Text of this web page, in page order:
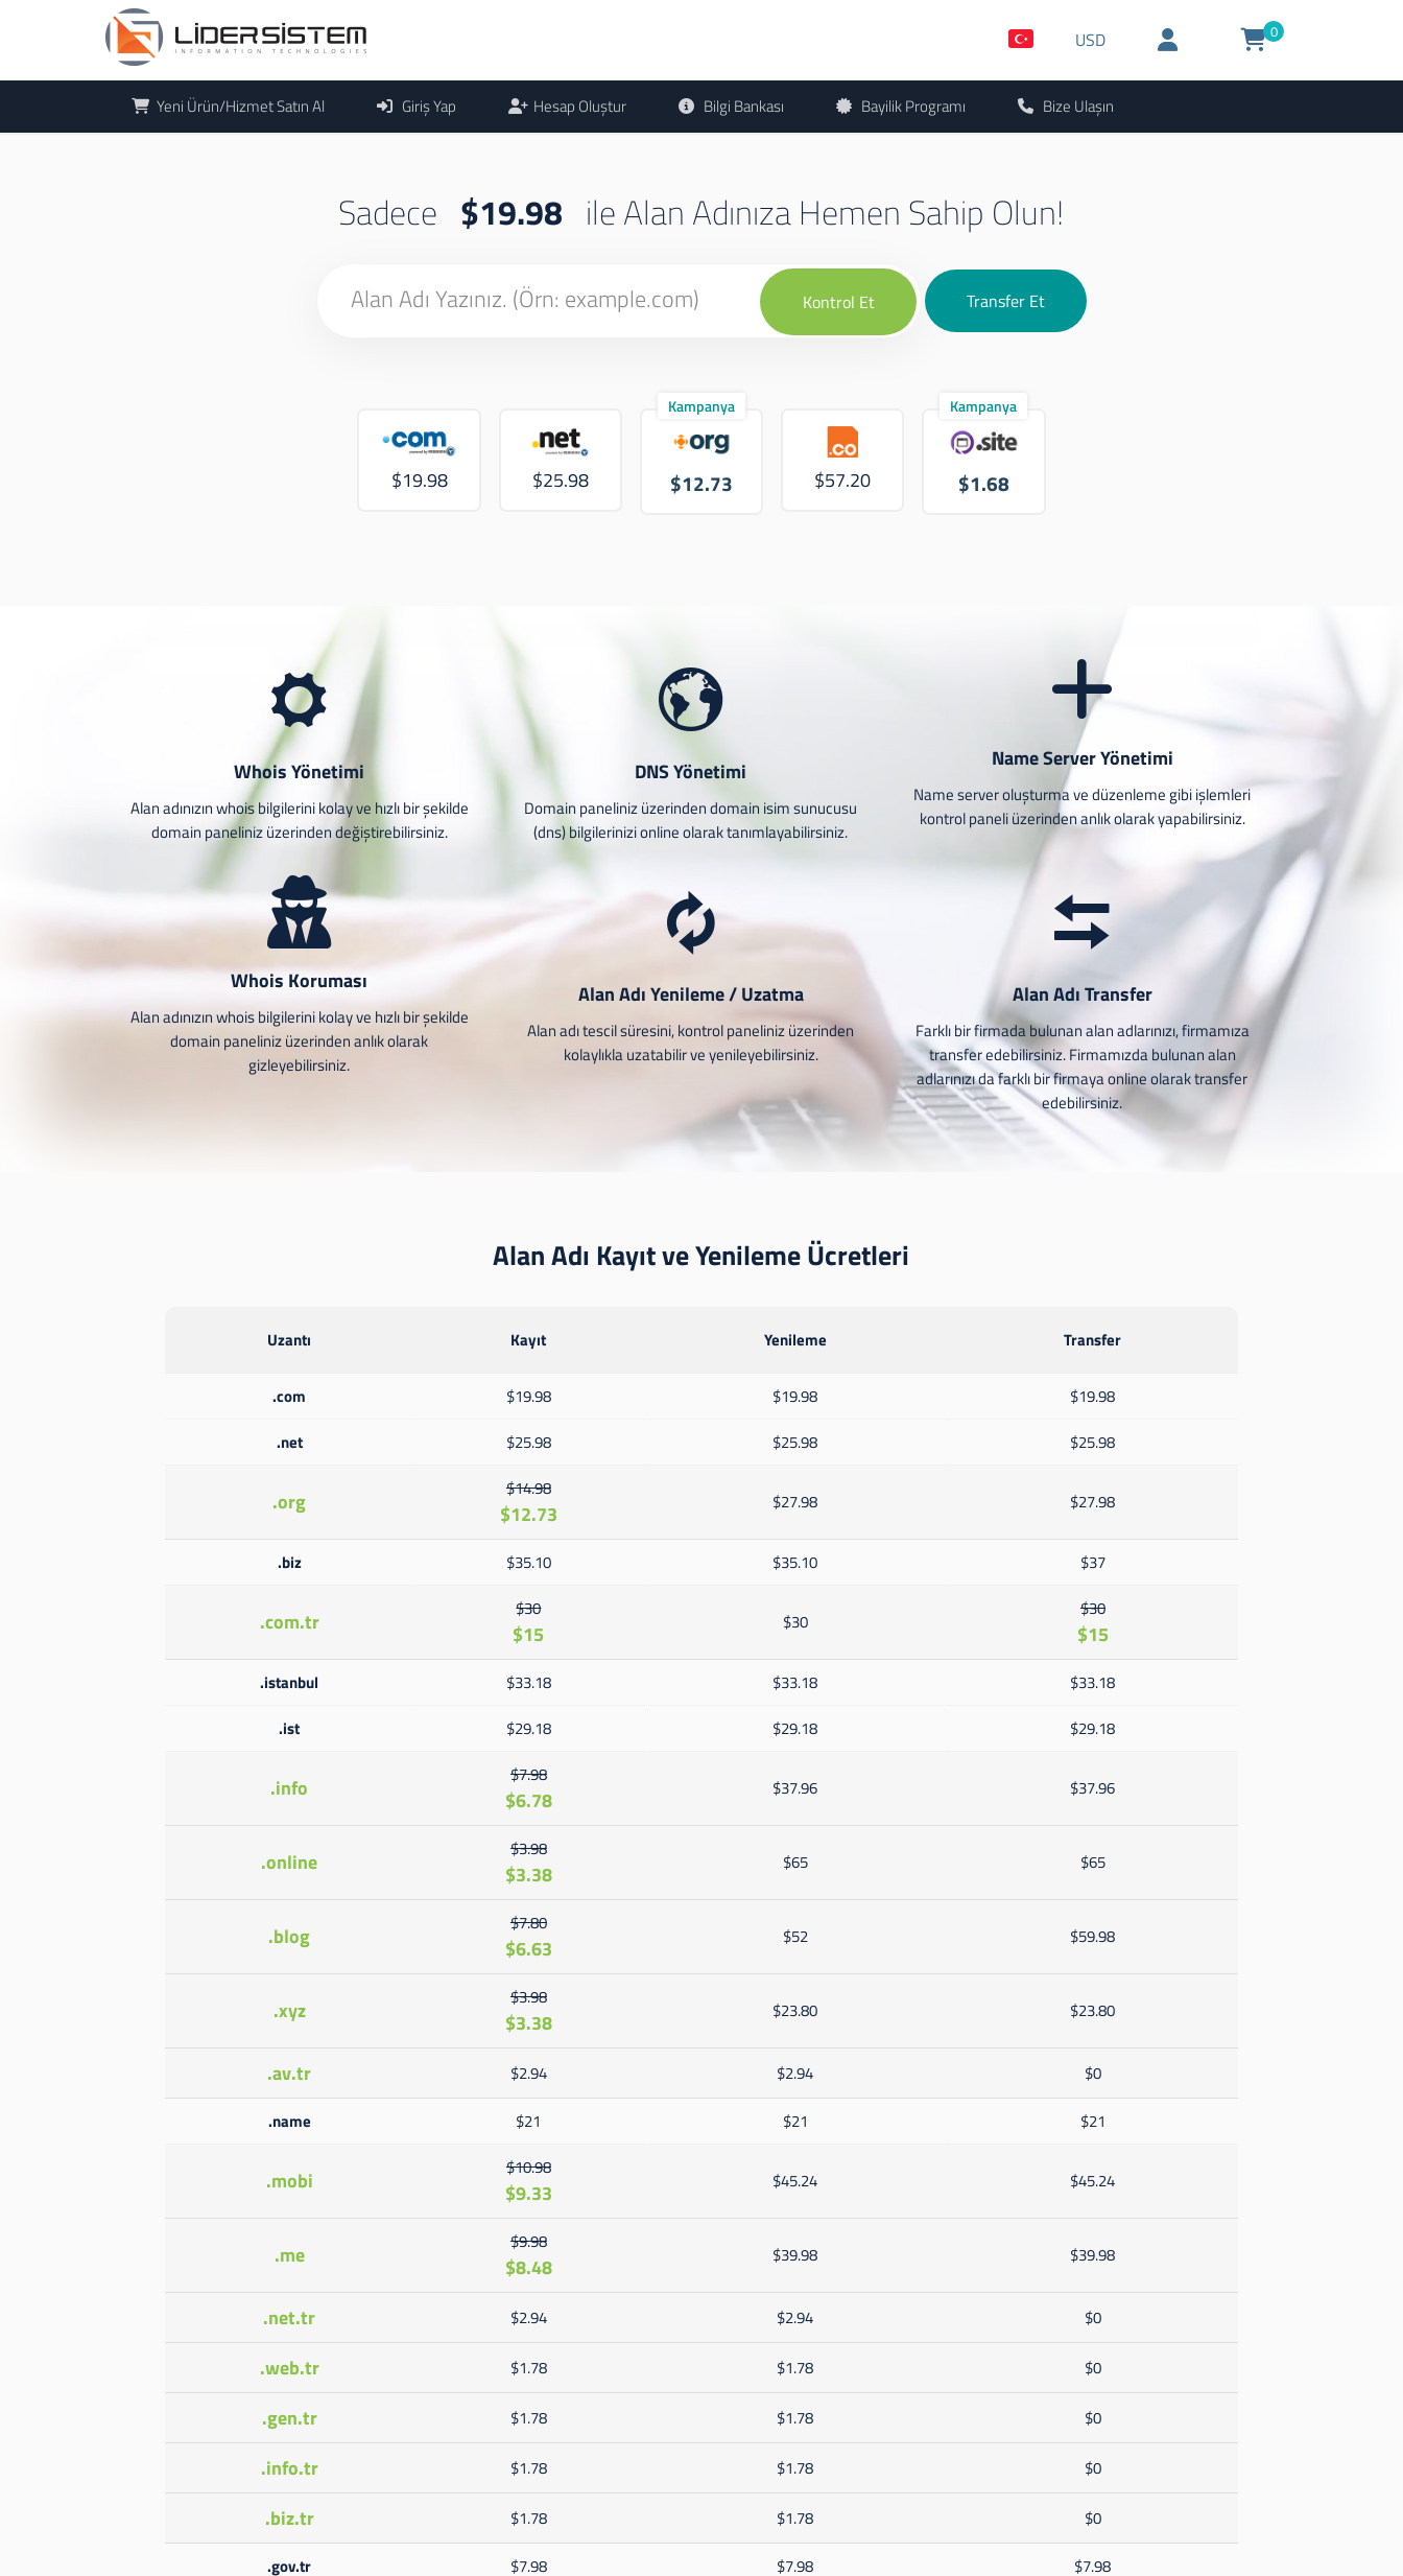
USD 0
Yeni Ürün/Hizmet Satın Al Giriş Yap Hesap Oluştur Bilgi Bankası Bayilik Programı Bize Ulaşın
Sadece $19.98 ile Alan Adınıza Hemen Sahip Olun!
Kontrol Et Transfer Et
$19.98 $25.98
Kampanya
$12.73 $57.20
Kampanya
$1.68
Whois Yönetimi
Alan adınızın whois bilgilerini kolay ve hızlı bir şekilde
domain paneliniz üzerinden değiştirebilirsiniz.
DNS Yönetimi
Domain paneliniz üzerinden domain isim sunucusu
(dns) bilgilerinizi online olarak tanımlayabilirsiniz.
Name Server Yönetimi
Name server oluşturma ve düzenleme gibi işlemleri
kontrol paneli üzerinden anlık olarak yapabilirsiniz.
Whois Koruması
Alan adınızın whois bilgilerini kolay ve hızlı bir şekilde
domain paneliniz üzerinden anlık olarak
gizleyebilirsiniz.
Alan Adı Yenileme / Uzatma
Alan adı tescil süresini, kontrol paneliniz üzerinden
kolaylıkla uzatabilir ve yenileyebilirsiniz.
Alan Adı Transfer
Farklı bir firmada bulunan alan adlarınızı, firmamıza
transfer edebilirsiniz. Firmamızda bulunan alan
adlarınızı da farklı bir firmaya online olarak transfer
edebilirsiniz.
Alan Adı Kayıt ve Yenileme Ücretleri
Uzantı Kayıt Yenileme Transfer
.com $19.98 $19.98
$19.98
.net
$25.98 $25.98 $25.98
.org $14.98
$12.73 $27.98 $27.98
.biz $35.10 $35.10 $37
.com.tr $30
$15 $30
$30
$15
.istanbul $33.18 $33.18
$33.18
.ist
$29.18 $29.18 $29.18
.info $7.98
$6.78 $37.96 $37.96
.online $3.98
$3.38 $65 $65
.blog $7.80
$6.63 $52 $59.98
.xyz $3.98
$3.38 $23.80 $23.80
.av.tr $2.94 $2.94
$0
.name
$21 $21 $21
.mobi $10.98
$9.33 $45.24 $45.24
.me $9.98
$8.48 $39.98 $39.98
.net.tr $2.94 $2.94 $0
.web.tr $1.78 $1.78 $0
.gen.tr $1.78 $1.78 $0
.info.tr $1.78 $1.78 $0
.biz.tr $1.78 $1.78
$0
.gov.tr
$7.98 $7.98 $7.98